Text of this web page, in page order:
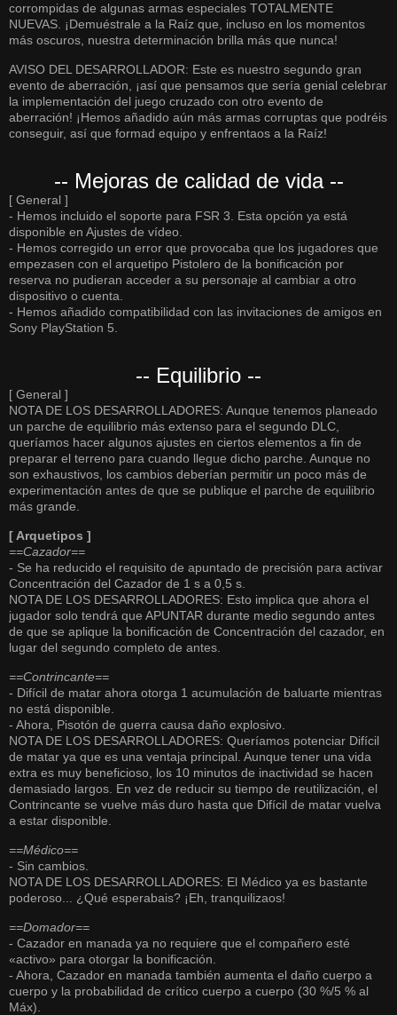
corrompidas de algunas armas especiales TOTALMENTE
NUEVAS. ¡Demuéstrale a la Raíz que, incluso en los momentos
más oscuros, nuestra determinación brilla más que nunca!
AVISO DEL DESARROLLADOR: Este es nuestro segundo gran
evento de aberración, ¡así que pensamos que sería genial celebrar
la implementación del juego cruzado con otro evento de
aberración! ¡Hemos añadido aún más armas corruptas que podréis
conseguir, así que formad equipo y enfrentaos a la Raíz!
-- Mejoras de calidad de vida --
[ General ]
- Hemos incluido el soporte para FSR 3. Esta opción ya está
disponible en Ajustes de vídeo.
- Hemos corregido un error que provocaba que los jugadores que
empezasen con el arquetipo Pistolero de la bonificación por
reserva no pudieran acceder a su personaje al cambiar a otro
dispositivo o cuenta.
- Hemos añadido compatibilidad con las invitaciones de amigos en
Sony PlayStation 5.
-- Equilibrio --
[ General ]
NOTA DE LOS DESARROLLADORES: Aunque tenemos planeado
un parche de equilibrio más extenso para el segundo DLC,
queríamos hacer algunos ajustes en ciertos elementos a fin de
preparar el terreno para cuando llegue dicho parche. Aunque no
son exhaustivos, los cambios deberían permitir un poco más de
experimentación antes de que se publique el parche de equilibrio
más grande.
[ Arquetipos ]
==Cazador==
- Se ha reducido el requisito de apuntado de precisión para activar
Concentración del Cazador de 1 s a 0,5 s.
NOTA DE LOS DESARROLLADORES: Esto implica que ahora el
jugador solo tendrá que APUNTAR durante medio segundo antes
de que se aplique la bonificación de Concentración del cazador, en
lugar del segundo completo de antes.
==Contrincante==
- Difícil de matar ahora otorga 1 acumulación de baluarte mientras
no está disponible.
- Ahora, Pisotón de guerra causa daño explosivo.
NOTA DE LOS DESARROLLADORES: Queríamos potenciar Difícil
de matar ya que es una ventaja principal. Aunque tener una vida
extra es muy beneficioso, los 10 minutos de inactividad se hacen
demasiado largos. En vez de reducir su tiempo de reutilización, el
Contrincante se vuelve más duro hasta que Difícil de matar vuelva
a estar disponible.
==Médico==
- Sin cambios.
NOTA DE LOS DESARROLLADORES: El Médico ya es bastante
poderoso... ¿Qué esperabais? ¡Eh, tranquilizaos!
==Domador==
- Cazador en manada ya no requiere que el compañero esté
«activo» para otorgar la bonificación.
- Ahora, Cazador en manada también aumenta el daño cuerpo a
cuerpo y la probabilidad de crítico cuerpo a cuerpo (30 %/5 % al
Máx).